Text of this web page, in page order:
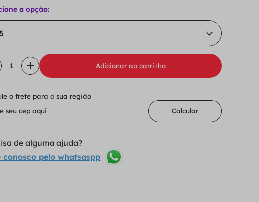
a opção:
1 Adicionar ao carrinho
o frete para a sua região
Calcular
de alguma ajuda?
conosco pelo whatsaspp